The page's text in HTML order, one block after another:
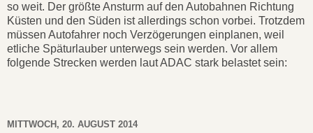
so weit. Der größte Ansturm auf den Autobahnen Richtung
Küsten und den Süden ist allerdings schon vorbei. Trotzdem
müssen Autofahrer noch Verzögerungen einplanen, weil
etliche Späturlauber unterwegs sein werden. Vor allem
folgende Strecken werden laut ADAC stark belastet sein:
MITTWOCH, 20. AUGUST 2014